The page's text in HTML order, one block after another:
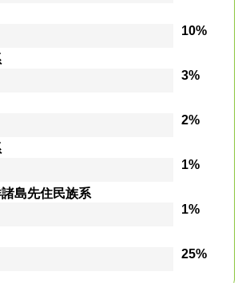
10%
3%
2%
1%
島先住民族系
1%
25%